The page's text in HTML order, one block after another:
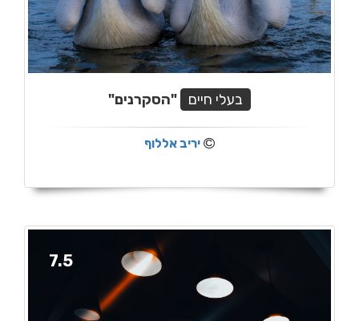
בעלי חיים "הסקרנים"
יריב אללוף
7.5